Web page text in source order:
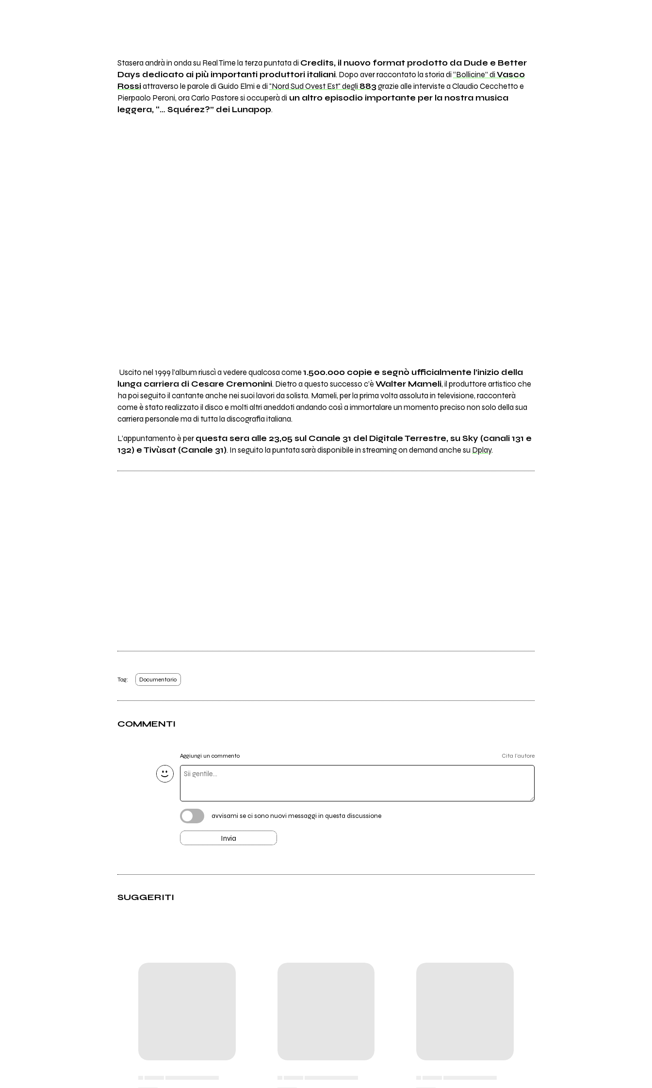
Stasera andrà in onda su Real Time la terza puntata di Credits, il nuovo format prodotto da Dude e Better
Days dedicato ai più importanti produttori italiani. Dopo aver raccontato la storia di “Bollicine” di Vasco
Rossiattraverso le parole di Guido Elmi e di "Nord Sud Ovest Est" degli 883grazie alle interviste a Claudio Cecchetto e
Pierpaolo Peroni, ora Carlo Pastore si occuperà di un altro episodio importante per la nostra musica
leggera, “… Squérez?” dei Lunapop.
Uscito nel 1999 l’album riuscì a vedere qualcosa come 1.500.000 copie e segnò ufficialmente l’inizio della
lunga carriera di Cesare Cremonini. Dietro a questo successo c’è Walter Mameli, il produttore artistico che
ha poi seguito il cantante anche nei suoi lavori da solista. Mameli, per la prima volta assoluta in televisione, racconterà
come è stato realizzato il disco e molti altri aneddoti andando così a immortalare un momento preciso non solo della sua
carriera personale ma di tutta la discografia italiana.
L’appuntamento è per questa sera alle 23,05 sul Canale 31 del Digitale Terrestre, su Sky (canali 131 e
132) e Tivùsat (Canale 31). In seguito la puntata sarà disponibile in streaming on demand anche su Dplay.
Tag: Documentario
COMMENTI
Aggiungi un commento Cita l'autore
avvisami se ci sono nuovi messaggi in questa discussione
Invia
SUGGERITI